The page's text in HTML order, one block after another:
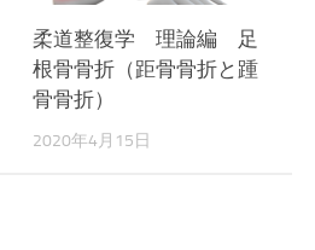
柔道整復学 理論編 足
根骨骨折（距骨骨折と踵
骨骨折）
2020年4月15日